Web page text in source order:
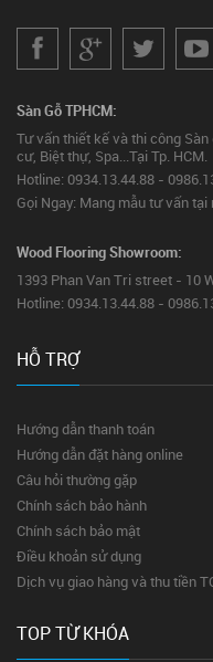
Sàn Gỗ TPHCM:
Tư vấn thiết kế và thi công Sàn
cư, Biệt thự, Spa...Tại Tp. HCM.
Hotline: 0934.13.44.88 -
Gọi Ngay: Mang mẫu tư vấn tại
Wood Flooring Showroom:
1393 Phan Van Tri street - 10
Hotline: 0934.13.44.88 -
HỖ TRỢ
Hướng dẫn thanh toán
Hướng dẫn đặt hàng online
Câu hỏi thường gặp
Chính sách bảo hành
Chính sách bảo mật
Điều khoản sử dụng
Dịch vụ giao hàng và thu tiền
TOP TỪ KHÓA